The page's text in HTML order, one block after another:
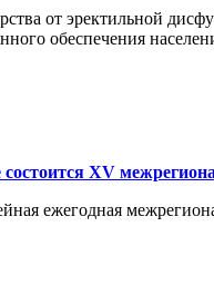
от эректильной
обеспечения
XV
ежегодная